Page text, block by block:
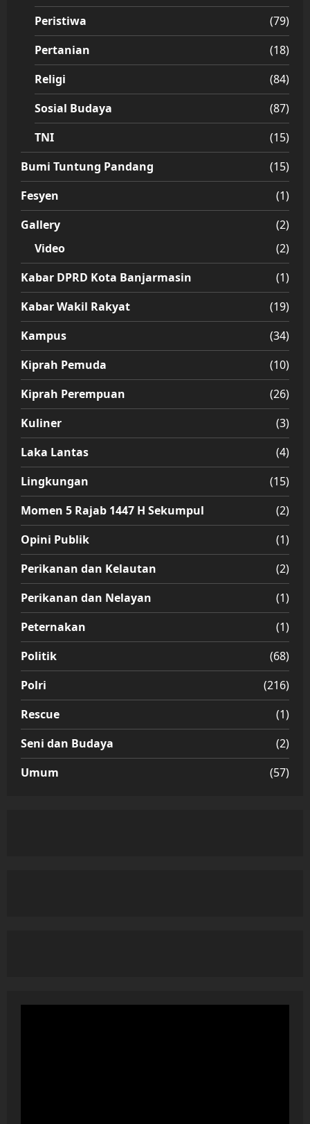
Peristiwa
(79)
Pertanian
(18)
Religi
(84)
Sosial Budaya
(87)
TNI
(15)
Bumi Tuntung Pandang
(15)
Fesyen
(1)
Gallery
(2)
Video
(2)
Kabar DPRD Kota Banjarmasin
(1)
Kabar Wakil Rakyat
(19)
Kampus
(34)
Kiprah Pemuda
(10)
Kiprah Perempuan
(26)
Kuliner
(3)
Laka Lantas
(4)
Lingkungan
(15)
Momen 5 Rajab 1447 H Sekumpul
(2)
Opini Publik
(1)
Perikanan dan Kelautan
(2)
Perikanan dan Nelayan
(1)
Peternakan
(1)
Politik
(68)
Polri
(216)
Rescue
(1)
Seni dan Budaya
(2)
Umum
(57)